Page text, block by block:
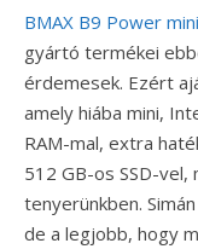
BMAX B9 Power
gyártó termékei
érdemesek. Ezért
amely hiába mini,
RAM-mal, extra
512 GB-os SSD-
tenyerünkben.
de a legjobb, hogy